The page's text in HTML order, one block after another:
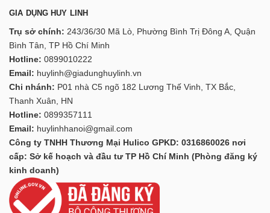
GIA DỤNG HUY LINH
Trụ sở chính: 243/36/30 Mã Lò, Phường Bình Trị Đông A, Quận
Bình Tân, TP Hồ Chí Minh
Hotline: 0899010222
Email: huylinh@giadunghuylinh.vn
Chi nhánh: P01 nhà C5 ngõ 182 Lương Thế Vinh, TX Bắc,
Thanh Xuân, HN
Hotline: 0899357111
Email: huylinhhanoi@gmail.com
Công ty TNHH Thương Mại Hulico GPKD: 0316860026 nơi
cấp: Sở kế hoạch và đầu tư TP Hồ Chí Minh (Phòng đăng ký
kinh doanh)